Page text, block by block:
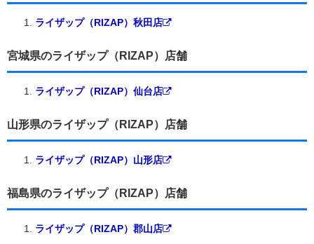
ライザップ（RIZAP）秋田店
宮城県のライザップ（RIZAP）店舗
ライザップ（RIZAP）仙台店
山形県のライザップ（RIZAP）店舗
ライザップ（RIZAP）山形店
福島県のライザップ（RIZAP）店舗
ライザップ（RIZAP）郡山店